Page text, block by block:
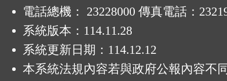
電話總機： 23228000 傳真電話：
系統版本： 114.11.28
系統更新日期： 114.12.12
本系統法規內容若與政府公報內容不